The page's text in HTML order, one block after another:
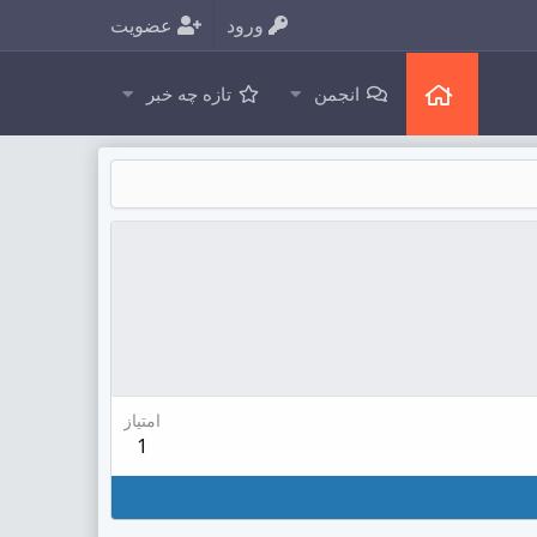
ورود عضویت
انجمن تازه چه خبر
امتیاز
1